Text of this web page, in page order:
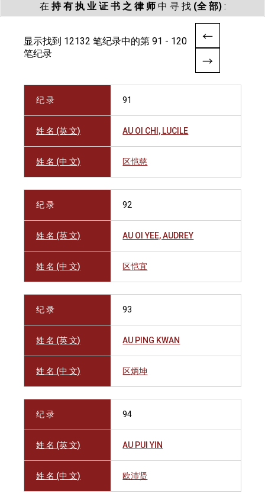
在 持 有 执 业 证 书 之 律 师中 寻 找 (全 部):
显示找到 12132 笔纪录中的第 91 - 120
笔纪录
纪 录 91
姓 名 (英 文) AU OI CHI, LUCILE
姓 名 (中 文) 区恺慈
纪 录 92
姓 名 (英 文) AU OI YEE, AUDREY
姓 名 (中 文) 区恺宜
纪 录 93
姓 名 (英 文) AU PING KWAN
姓 名 (中 文) 区炳坤
纪 录 94
姓 名 (英 文) AU PUI YIN
姓 名 (中 文) 欧沛贤